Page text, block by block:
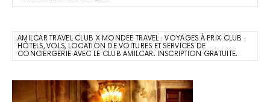
AMILCAR TRAVEL CLUB X MONDEE TRAVEL : VOYAGES À PRIX CLUB :
HÔTELS, VOLS, LOCATION DE VOITURES ET SERVICES DE
CONCIERGERIE AVEC LE CLUB AMILCAR. INSCRIPTION GRATUITE.